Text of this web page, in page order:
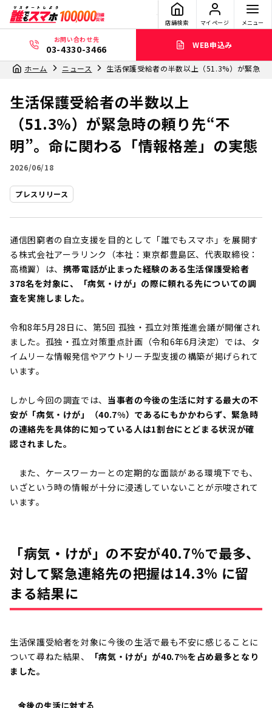
店舗検索 マイページ メニュー
お問い合わせ先
03-4330-3466 WEB申込み
ホーム ニュース 生活保護受給者の半数以上（51.3%）が緊急
生活保護受給者の半数以上
（51.3%）が緊急時の頼り先“不
明”。命に関わる「情報格差」の実態
2026/06/18
プレスリリース
通信困窮者の自立支援を目的として「誰でもスマホ」を展開す
る株式会社アーラリンク（本社：東京都豊島区、代表取締役：
高橋翼）は、 携帯電話が止まった経験のある生活保護受給者
378名を対象に、「病気・けが」の際に頼れる先についての調
査を実施しました。
令和8年5月28日に、第5回 孤独・孤立対策推進会議が開催され
ました。孤独・孤立対策重点計画（令和6年6月決定）では、タ
イムリーな情報発信やアウトリーチ型支援の構築が掲げられて
います。
しかし今回の調査では、 当事者の今後の生活に対する最大の不
安が「病気・けが」（40.7%）であるにもかかわらず、緊急時
の連絡先を具体的に知っている人は1割台にとどまる状況が確
認されました。
また、ケースワーカーとの定期的な面談がある環境下でも、
いざという時の情報が十分に浸透していないことが示唆されて
います。
「病気・けが」の不安が40.7%で最多、
対して緊急連絡先の把握は14.3% に留
まる結果に
生活保護受給者を対象に今後の生活で最も不安に感じることに
ついて尋ねた結果、
「病気・けが」が40.7%を占め最多となり
ました。